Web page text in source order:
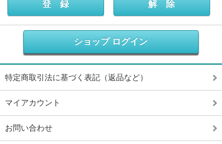
ショップ ログイン
特定商取引法に基づく表記（返品など）
マイアカウント
お問い合わせ